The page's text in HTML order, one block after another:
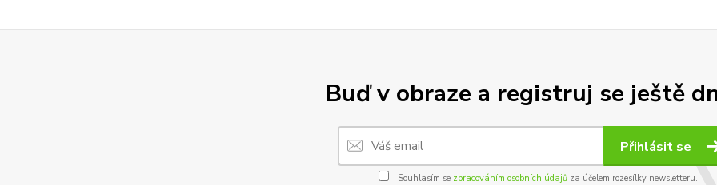
Buď v obraze a registruj se ještě
Přihlásit se
Souhlasím se zpracováním osobních údajůza účelem rozesílky newsletteru.